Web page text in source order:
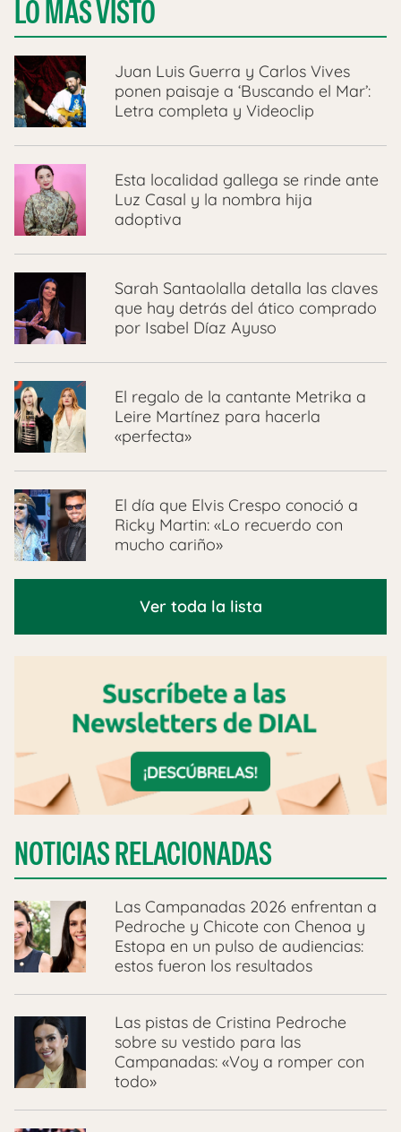
LO MÁS VISTO
Juan Luis Guerra y Carlos Vives
ponen paisaje a ‘Buscando el Mar’:
Letra completa y Videoclip
Esta localidad gallega se rinde ante
Luz Casal y la nombra hija
adoptiva
Sarah Santaolalla detalla las claves
que hay detrás del ático comprado
por Isabel Díaz Ayuso
El regalo de la cantante Metrika a
Leire Martínez para hacerla
«perfecta»
El día que Elvis Crespo conoció a
Ricky Martin: «Lo recuerdo con
mucho cariño»
Ver toda la lista
NOTICIAS RELACIONADAS
Las Campanadas 2026 enfrentan a
Pedroche y Chicote con Chenoa y
Estopa en un pulso de audiencias:
estos fueron los resultados
Las pistas de Cristina Pedroche
sobre su vestido para las
Campanadas: «Voy a romper con
todo»